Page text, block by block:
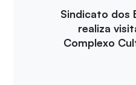
Sindicato dos
realiza
Complexo